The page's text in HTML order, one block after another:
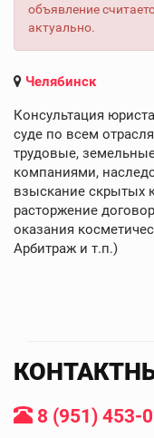
объявление
актуально.
Челябинск
Консультация
суде по всем
трудовые,
компаниями,
взыскание скрытых
расторжение
оказания
Арбитраж и т.п.)
8 (951) 453-